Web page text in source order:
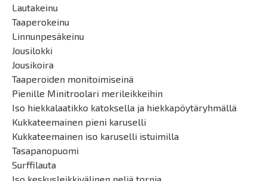
Lautakeinu
Taaperokeinu
Linnunpesäkeinu
Jousilokki
Jousikoira
Taaperoiden monitoimiseinä
Pienille Minitroolari merileikkeihin
Iso hiekkalaatikko katoksella ja hiekkapöytäryhmällä
Kukkateemainen pieni karuselli
Kukkateemainen iso karuselli istuimilla
Tasapanopuomi
Surffilauta